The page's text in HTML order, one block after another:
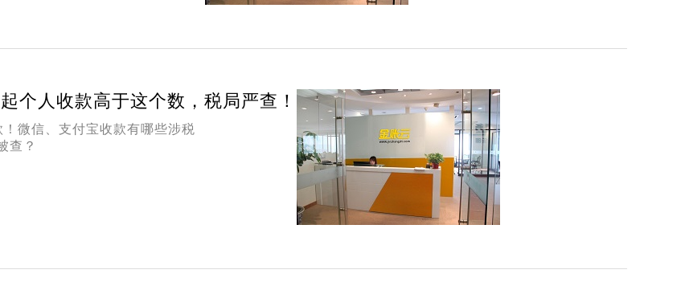
个人收款高于这个数，税局严查！
微信、支付宝收款有哪些涉税
查？